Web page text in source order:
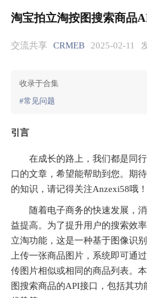
淘宝拍立淘按图搜索商品
交流共享 CRMEB 2025-02-11
收录于合集
#常见问题
引言
在成长的路上，我们都是同
口的文章，希望能帮助到您。期
的知识，请记得关注Anzexi58哦！
随着电子商务的快速发展，
益提高。为了提升用户的搜索效
立淘功能，这是一种基于图像识
上传一张商品图片，系统即可通
传图片相似或相同的商品列表。
图搜索商品的API接口，包括其